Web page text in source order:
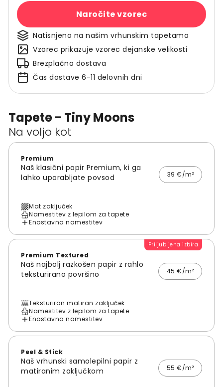
Tapete - Tiny Moons
Na voljo kot
Premium
Naš klasični papir Premium, ki ga
lahko uporabljate povsod
39 €/m²
Mat zaključek
Namestitev z lepilom za tapete
Enostavna namestitev
Priljubljena izbira
Premium Textured
Naš najbolj razkošen papir z rahlo
teksturirano površino
45 €/m²
Teksturiran matiran zaključek
Namestitev z lepilom za tapete
Enostavna namestitev
Peel & Stick
Naš vrhunski samolepilni papir z
matiranim zaključkom
55 €/m²
Naročite vzorec
Natisnjeno na našim vrhunskim tapetama
Vzorec prikazuje vzorec dejanske velikosti
Brezplačna dostava
Čas dostave 6-11 delovnih dni